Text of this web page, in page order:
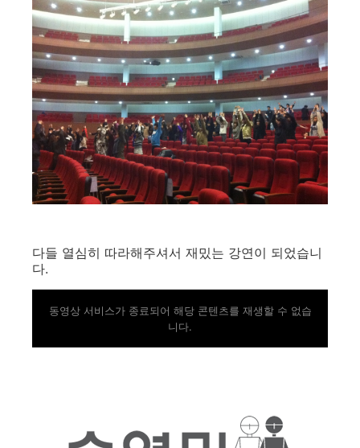
다들 열심히 따라해주셔서 재밌는 강연이 되었습니
다.
동영상 서비스가 종료되어 해당 콘텐츠를 재생할 수 없습
니다.